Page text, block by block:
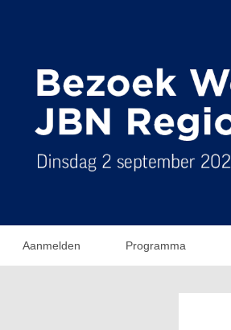
Aanmelden Programma